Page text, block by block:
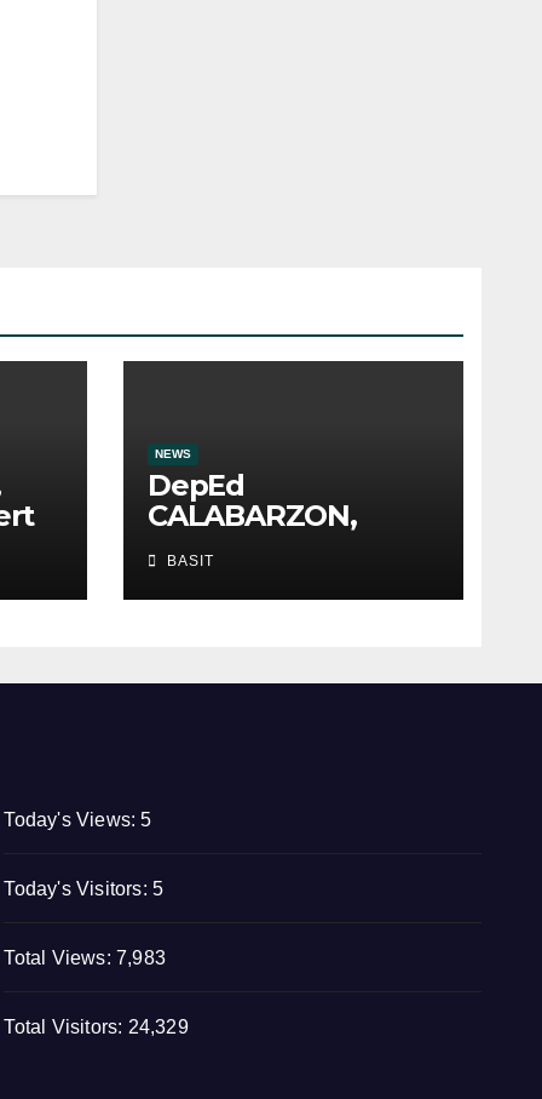
NEWS
DepEd
CALABARZON,
masustansyang
pagkain sa School-
BASIT
Today's Views:5
Today's Visitors: 5
Total Views: 7,983
Total Visitors: 24,329